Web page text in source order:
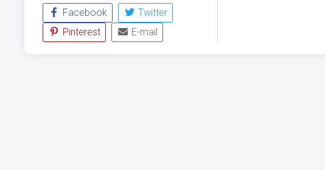
Facebook
Twitter
Pinterest
E-mail